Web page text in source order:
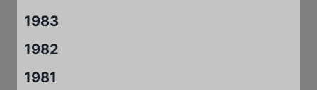
1983
1982
1981